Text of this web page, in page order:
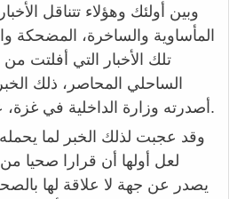
وبين أولئك وهؤلاء تتناقل
المأساوية والساخرة، المضحكة
تلك الأخبار التي أفلتت
الساحلي المحاصر، ذلك
أصدرته وزارة الداخلية في غزة، على تدخين الشيشة.
وقد عجبت لذلك الخبر لما
لعل أولها أن قرارا صحيا من
يصدر عن جهة لا علاقة لها